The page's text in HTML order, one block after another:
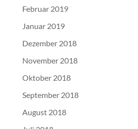
Februar 2019
Januar 2019
Dezember 2018
November 2018
Oktober 2018
September 2018
August 2018